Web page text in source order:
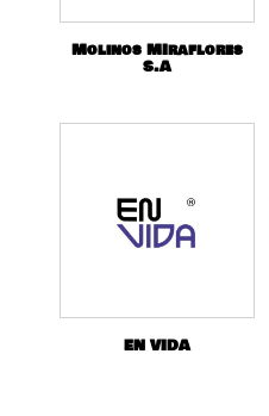
Molinos MIraflores
S.A
EN VIDA